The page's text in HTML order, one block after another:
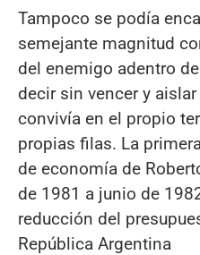
Tampoco se podía
semejante magnitud
del enemigo adentro
decir sin vencer y
convivía en el propio
propias filas. La
de economía de
de 1981 a junio de
reducción del
República Argentina